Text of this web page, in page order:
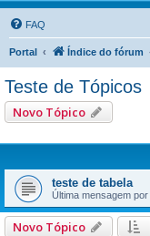
FAQ
Portal Índice do fórum
Teste de Tópicos
Novo Tópico
teste de tabela
Última mensagem por
Novo Tópico